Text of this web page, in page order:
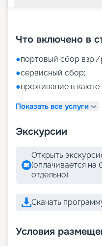
Что включено в
●портовый сбор взр./
●сервисный сбор;
●проживание в каюте
Показать все услуги
Экскурсии
Открыть
(оплачивается на
отдельно)
Скачать
Условия